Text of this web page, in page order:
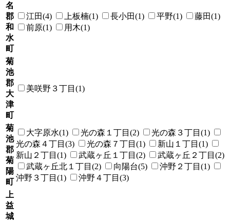
名
郡
和
水
町
江田(4) 上板楠(1) 長小田(1) 平野(1)
藤田(1)
前原(1)
用木(1)
菊
池
郡
大
津
町
美咲野３丁目(1)
菊
池
郡
菊
陽
町
大字原水(1) 光の森１丁目(2)
光の森３丁目(1)
光の森４丁目(3)
光の森７丁目(1)
新山１丁目(1)
新山２丁目(1)
武蔵ヶ丘１丁目(2)
武蔵ヶ丘２丁目(2)
武蔵ヶ丘北１丁目(2)
向陽台(5)
沖野２丁目(1)
沖野３丁目(1)
沖野４丁目(3)
上
益
城